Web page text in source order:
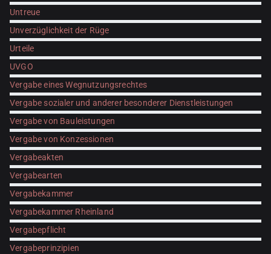
Untreue
Unverzüglichkeit der Rüge
Urteile
UVGO
Vergabe eines Wegnutzungsrechtes
Vergabe sozialer und anderer besonderer Dienstleistungen
Vergabe von Bauleistungen
Vergabe von Konzessionen
Vergabeakten
Vergabearten
Vergabekammer
Vergabekammer Rheinland
Vergabepflicht
Vergabeprinzipien